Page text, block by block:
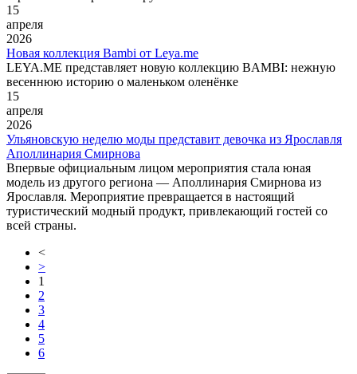
15
апреля
2026
Новая коллекция Bambi от Leya.me
LEYA.ME представляет новую коллекцию BAMBI: нежную
весеннюю историю о маленьком оленёнке
15
апреля
2026
Ульяновскую неделю моды представит девочка из Ярославля
Аполлинария Смирнова
Впервые официальным лицом мероприятия стала юная
модель из другого региона — Аполлинария Смирнова из
Ярославля. Мероприятие превращается в настоящий
туристический модный продукт, привлекающий гостей со
всей страны.
<
>
1
2
3
4
5
6